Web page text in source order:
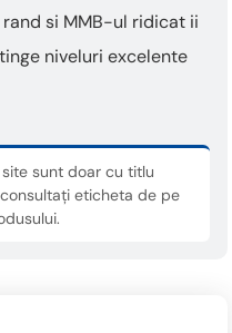
si MMB-ul ridicat ii
niveluri excelente
sunt doar cu titlu
eticheta de pe